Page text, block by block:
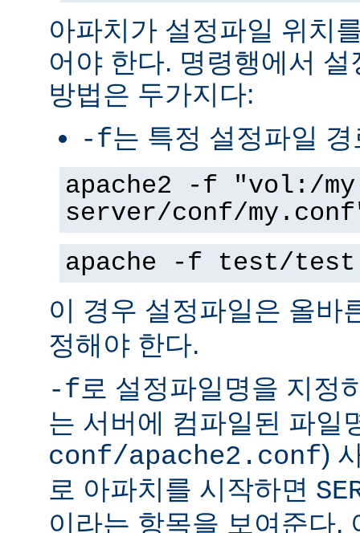
아파치가 설정파일 위치
어야 한다. 명령행에서
방법은 두가지다:
-f는 특정 설정파일
apache2 -f "vol:/my
server/conf/
apache -f test/
이 경우 설정파일은 올바
정해야 한다.
-f로 설정파일명을 지정
는 서버에 컴파일된 파일
conf/apache2.conf)
로 아파치를 시작하면
이라는 항목을 보여준다.